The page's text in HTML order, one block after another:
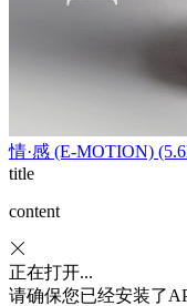
情·感 (E-MOTION)
title
content
正在打开...
请确保您已经安装了